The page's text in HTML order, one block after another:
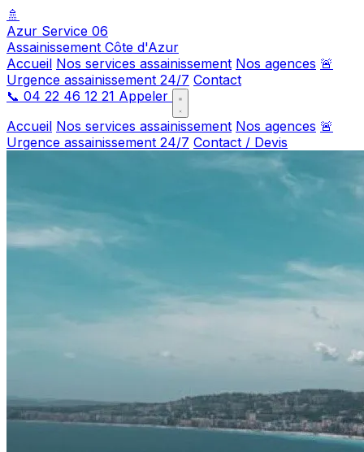
🚿
Azur Service 06
Assainissement Côte d'Azur
Accueil Nos services assainissement Nos agences 🚨
Urgence assainissement 24/7 Contact
📞 04 22 46 12 21 Appeler
Accueil Nos services assainissement Nos agences 🚨
Urgence assainissement 24/7 Contact / Devis